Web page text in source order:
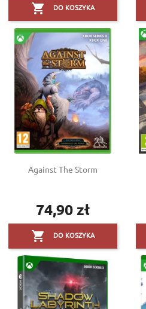
 DO KOSZYKA
Against The Storm
Cena
74,90 zł
 DO KOSZYKA